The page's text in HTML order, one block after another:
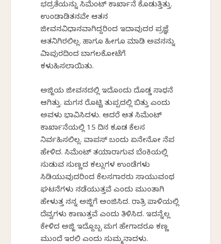
ಭದ್ರತೆಯನ್ನು ಸಿಮೆಂಟ್ ಕಾರ್ಖಾನೆ ಕೊಡುತ್ತಿತ್ತು.
ಉಂಡಾಡಿತನವೇ ಆತನ
ಜೀವನವಿಧಾನವಾಗಿದ್ದರಿಂದ ಇದಾವುದರ ಪ್ರಜ್ಞೆ
ಆತನಿಗಿರಲಿಲ್ಲ. ಹಾಗೂ ಹೀಗೂ ಮಾಡಿ ಅವನನ್ನು
ವಿಜಾಪುರದಿಂದ ಬಾಗಲಕೋಟೆಗೆ
ಕಳುಹಿಸಲಾಯಿತು.
ಅಜ್ಜಿಯ ಜೀವನದಲ್ಲಿ ಇದೊಂದು ದೊಡ್ಡ ಸಾಧನೆ
ಆಗಿತ್ತು. ಮಗನ ರೊಟ್ಟಿ ತುಪ್ಪದಲ್ಲಿ ಬಿತ್ತು ಎಂದು
ಅವಳು ಭಾವಿಸಿದಳು. ಆದರೆ ಆತ ಸಿಮೆಂಟ್
ಕಾರ್ಖಾನೆಯಲ್ಲಿ 15 ದಿನ ಕೂಡ ಕೆಲಸ
ನಿರ್ವಹಿಸಲಿಲ್ಲ. ವಾಪಸ್ ಬಂದು ಏನೇನೋ ನೆಪ
ಹೇಳಿದ. ಸಿಮೆಂಟ್ ತಯಾರಾಗುವ ಬೆಂಕಿಯಲ್ಲಿ
ಸುಡುವ ಸುಣ್ಣದ ಕಲ್ಲುಗಳ ಉಂಡೆಗಳು
ಸಿಡಿಯುವುದರಿಂದ ಕೆಲಸಗಾರರು ಸಾಯುವಂಥ
ಘಟನೆಗಳು ನಡೆಯುತ್ತವೆ ಎಂದು ಮುಂತಾಗಿ
ಹೇಳುತ್ತ ನನ್ನ ಅಜ್ಜಿಗೆ ಅಂಜಿಸಿದ. ರಾತ್ರಿ ಪಾಳಿಯಲ್ಲಿ
ದೆವ್ವಗಳು ಕಾಣುತ್ತವೆ ಎಂದು ತಿಳಿಸಿದ. ಇದನ್ನೆಲ್ಲ
ಕೇಳಿದ ಅಜ್ಜಿ ಇದ್ದೊಬ್ಬ ಮಗ ಹೇಗಾದರೂ ಕಣ್ಣ
ಮುಂದೆ ಇರಲಿ ಎಂದು ಸುಮ್ಮನಾದಳು.